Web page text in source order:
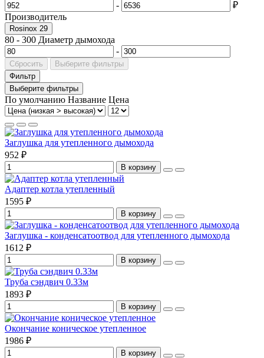
-
₽
Производитель
Rosinox 29
80 - 300 Диаметр дымохода
-
Сбросить
Выберите фильтры
Фильтр
Выберите фильтры
По умолчанию Название Цена
Заглушка для утепленного дымохода
952 ₽
В корзину
Адаптер котла утепленный
1595 ₽
В корзину
Заглушка - конденсатоотвод для утепленного дымохода
1612 ₽
В корзину
Труба сэндвич 0.33м
1893 ₽
В корзину
Окончание коническое утепленное
1986 ₽
В корзину